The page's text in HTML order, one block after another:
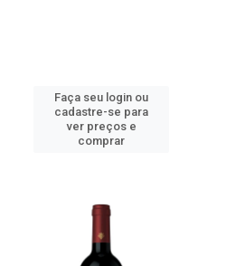
Faça seu login ou
cadastre-se para
ver preços e
comprar